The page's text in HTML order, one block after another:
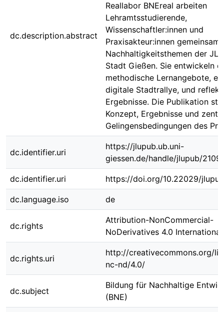
dc.description.abstract
Reallabor BNEreal arbeiten
Lehramtsstudierende,
Wissenschaftler:innen und
Praxisakteur:innen gemeinsam
Nachhaltigkeitsthemen der
Stadt Gießen. Sie entwickeln
methodische Lernangebote,
digitale Stadtrallye, und
Ergebnisse. Die Publikation
Konzept, Ergebnisse und
Gelingensbedingungen des
dc.identifier.uri
https://jlupub.ub.uni-
giessen.de/handle/jlupub/
dc.identifier.uri https://doi.org/10.22029/
dc.language.iso de
dc.rights
Attribution-NonCommercial-
NoDerivatives 4.0 International
dc.rights.uri
http://creativecommons.org/
nc-nd/4.0/
dc.subject
Bildung für Nachhaltige
(BNE)